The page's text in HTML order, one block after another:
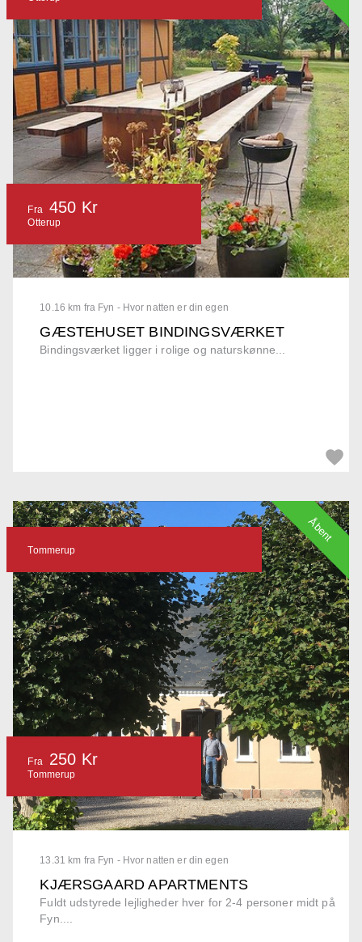
10.16 km fra Fyn - Hvor natten er din egen
GÆSTEHUSET BINDINGSVÆRKET
Bindingsværket ligger i rolige og naturskønne...
Fra 450 Kr
Otterup
13.31 km fra Fyn - Hvor natten er din egen
KJÆRSGAARD APARTMENTS
Fuldt udstyrede lejligheder hver for 2-4 personer midt på
Fyn....
Tommerup
Fra 250 Kr
Tommerup
Åbent